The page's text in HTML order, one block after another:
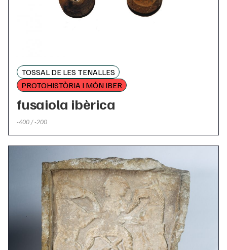
TOSSAL DE LES TENALLES
PROTOHISTÒRIA I MÓN IBER
fusaiola ibèrica
-400 / -200